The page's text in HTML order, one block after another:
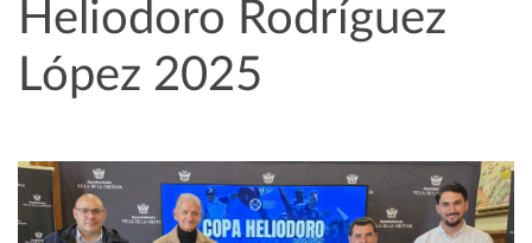
Heliodoro Rodríguez
López 2025